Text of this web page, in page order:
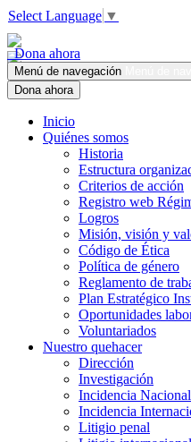
Select Language ▼
Dona ahora
Menú de navegación
Dona ahora
Inicio
Quiénes somos
Historia
Estructura
Criterios de acción
Registro web
Logros
Misión, visión y
Código de Ética
Política de género
Reglamento de
Plan Estratégico
Oportunidades
Voluntariados
Nuestro quehacer
Dirección
Investigación
Incidencia Nacional
Incidencia
Litigio penal